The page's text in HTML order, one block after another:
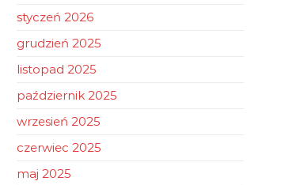
styczeń 2026
grudzień 2025
listopad 2025
październik 2025
wrzesień 2025
czerwiec 2025
maj 2025